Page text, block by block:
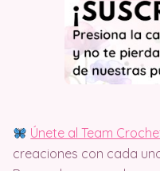
Únete al Team
creaciones con cada